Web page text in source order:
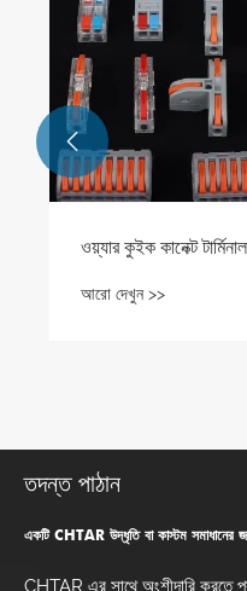

তদন্ত পাঠান
একটি CHTAR উদ্ধৃতি বা কাস্টম
CHTAR এর সাথে অংশীদারি করতে